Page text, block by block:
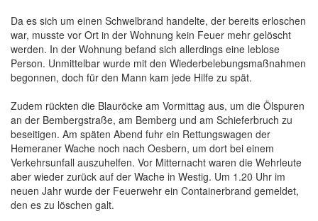
Da es sich um einen Schwelbrand handelte, der bereits erloschen
war, musste vor Ort in der Wohnung kein Feuer mehr gelöscht
werden. In der Wohnung befand sich allerdings eine leblose
Person. Unmittelbar wurde mit den Wiederbelebungsmaßnahmen
begonnen, doch für den Mann kam jede Hilfe zu spät.
Zudem rückten die Blauröcke am Vormittag aus, um die Ölspuren
an der Bembergstraße, am Bemberg und am Schieferbruch zu
beseitigen. Am späten Abend fuhr ein Rettungswagen der
Hemeraner Wache noch nach Oesbern, um dort bei einem
Verkehrsunfall auszuhelfen. Vor Mitternacht waren die Wehrleute
aber wieder zurück auf der Wache in Westig. Um 1.20 Uhr im
neuen Jahr wurde der Feuerwehr ein Containerbrand gemeldet,
den es zu löschen galt.